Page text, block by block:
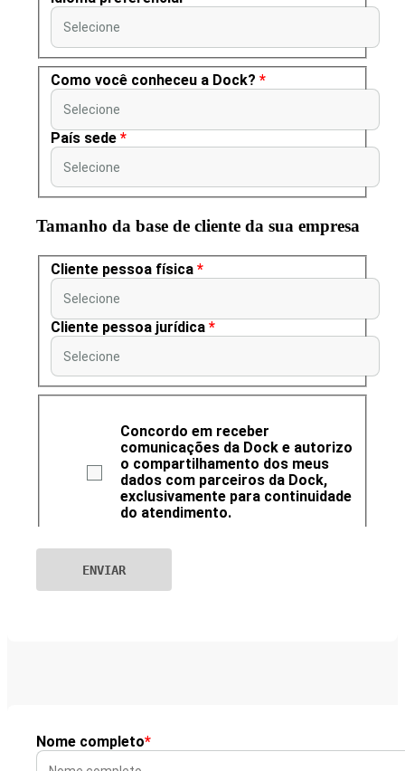
Selecione
Como você conheceu a Dock? *
Selecione
País sede *
Selecione
Tamanho da base de cliente da sua empresa
Cliente pessoa física *
Selecione
Cliente pessoa jurídica *
Selecione
Concordo em receber
comunicações da Dock e autorizo
o compartilhamento dos meus
dados com parceiros da Dock,
exclusivamente para continuidade
do atendimento.
Nome completo*